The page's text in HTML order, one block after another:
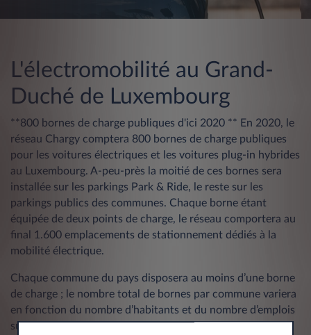
L'électromobilité au Grand-
Duché de Luxembourg
**800 bornes de charge publiques d'ici 2020 ** En 2020, le
réseau Chargy comptera 800 bornes de charge publiques
pour les voitures électriques et les voitures plug-in hybrides
au Luxembourg. A-peu-près la moitié de ces bornes sera
installée sur les parkings Park & Ride, le reste sur les
parkings publics des communes. Chaque borne étant
équipée de deux points de charge, le réseau comportera au
final 1.600 emplacements de stationnement dédiés à la
mobilité électrique.
Chaque commune du pays disposera au moins d’une borne
de charge ; le nombre total de bornes par commune variera
en fonction du nombre d’habitants et du nombre d’emplois
sur chaque territoire. Les bornes seront toujours installées